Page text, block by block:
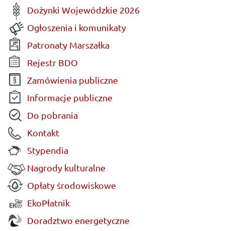
Dożynki Wojewódzkie 2026
Ogłoszenia i komunikaty
Patronaty Marszałka
Rejestr BDO
Zamówienia publiczne
Informacje publiczne
Do pobrania
Kontakt
Stypendia
Nagrody kulturalne
Opłaty środowiskowe
EkoPłatnik
Doradztwo energetyczne